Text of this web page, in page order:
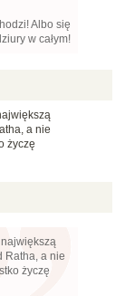
Albo się
w całym!
a nie
życzę
największą
Ratha, a nie
życzę